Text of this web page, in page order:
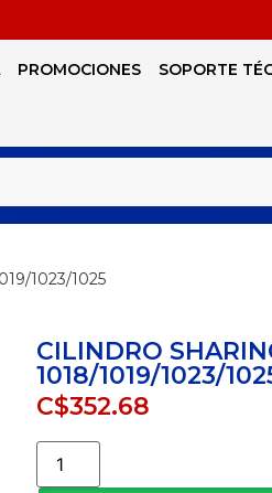
PROMOCIONES SOPORTE
1023/1025
CILINDRO
1018/1019/1023/
C$352.68